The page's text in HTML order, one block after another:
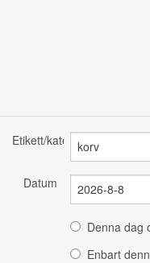
Etikett/kategori
Datum
Denna dag
Enbart